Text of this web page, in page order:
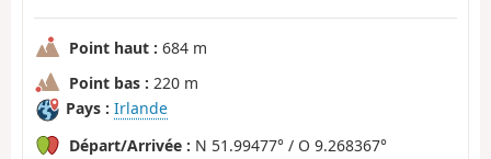
Point haut : 684 m
Point bas : 220 m
Pays : Irlande
Départ/Arrivée : N 51.99477° / O 9.268367°